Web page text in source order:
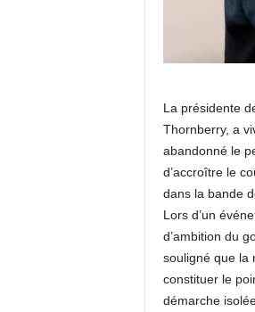
La présidente
Thornberry, a
abandonné le
d’accroître le
dans la bande
Lors d’un
d’ambition du
souligné que la
constituer le
démarche